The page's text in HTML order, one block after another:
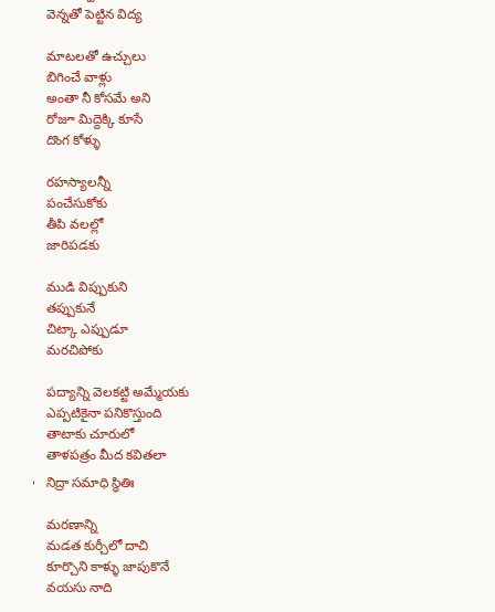
వెన్నతో పెట్టిన విద్య
మాటలతో ఉచ్చులు
బిగించే వాళ్లు
అంతా నీ కోసమే అని
రోజూ మిద్దెక్కి కూసే
దొంగ కోళ్ళు
రహస్యాలన్నీ
పంచేసుకోకు
తీపి వలల్లో
జారిపడకు
ముడి విప్పుకుని
తప్పుకునే
చిట్కా ఎప్పుడూ
మరచిపోకు
పద్యాన్ని వెలకట్టి అమ్మేయకు
ఎప్పటికైనా పనికొస్తుంది
తాటాకు చూరులో
తాళపత్రం మీద కవితలా
నిద్రా సమాధి స్థితిః
మరణాన్ని
మడత కుర్చీలో దాచి
కూర్చొని కాళ్ళు జాపుకొనే
వయసు నాది